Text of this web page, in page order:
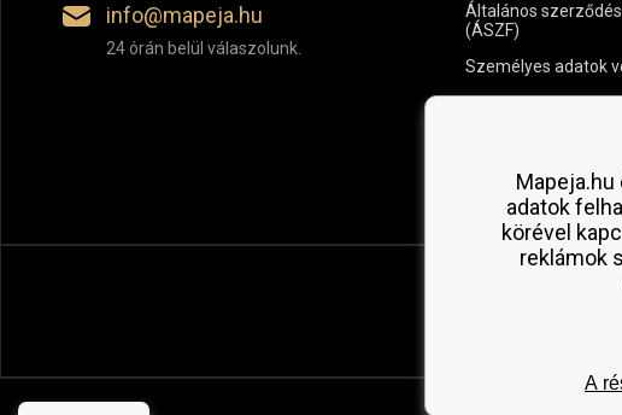
info@mapeja.hu
24 órán belül válaszolunk.
Általános
(ÁSZF)
Személyes adatok
Fizetési és
adatok
körével
reklámok
A